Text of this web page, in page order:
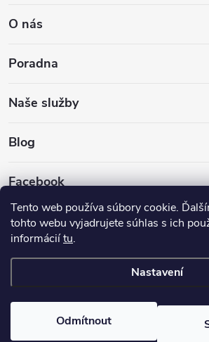
Tento web používa súbory cookie.
tohto webu vyjadrujete súhlas s ich
informáciítu.
Nastavení
Odmítnout
O nás
Poradna
Naše služby
Blog
Facebook
Hokejovekorcule.sk.